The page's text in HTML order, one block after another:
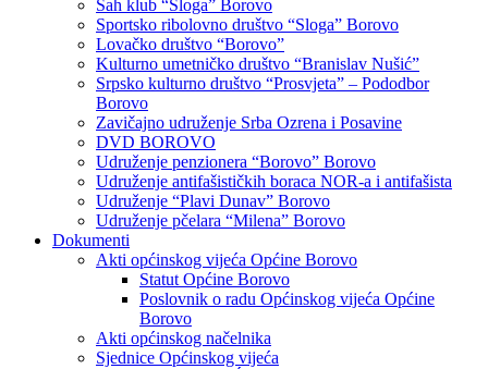
Šah klub “Sloga” Borovo
Sportsko ribolovno društvo “Sloga” Borovo
Lovačko društvo “Borovo”
Kulturno umetničko društvo “Branislav Nušić”
Srpsko kulturno društvo “Prosvjeta” – Pododbor
Borovo
Zavičajno udruženje Srba Ozrena i Posavine
DVD BOROVO
Udruženje penzionera “Borovo” Borovo
Udruženje antifašističkih boraca NOR-a i antifašista
Udruženje “Plavi Dunav” Borovo
Udruženje pčelara “Milena” Borovo
Dokumenti
Akti općinskog vijeća Općine Borovo
Statut Općine Borovo
Poslovnik o radu Općinskog vijeća Općine
Borovo
Akti općinskog načelnika
Sjednice Općinskog vijeća